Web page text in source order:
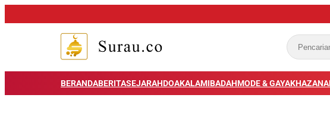
BERANDABERITASEJARAHDOAKALAMIBADAHMODE & GAYA